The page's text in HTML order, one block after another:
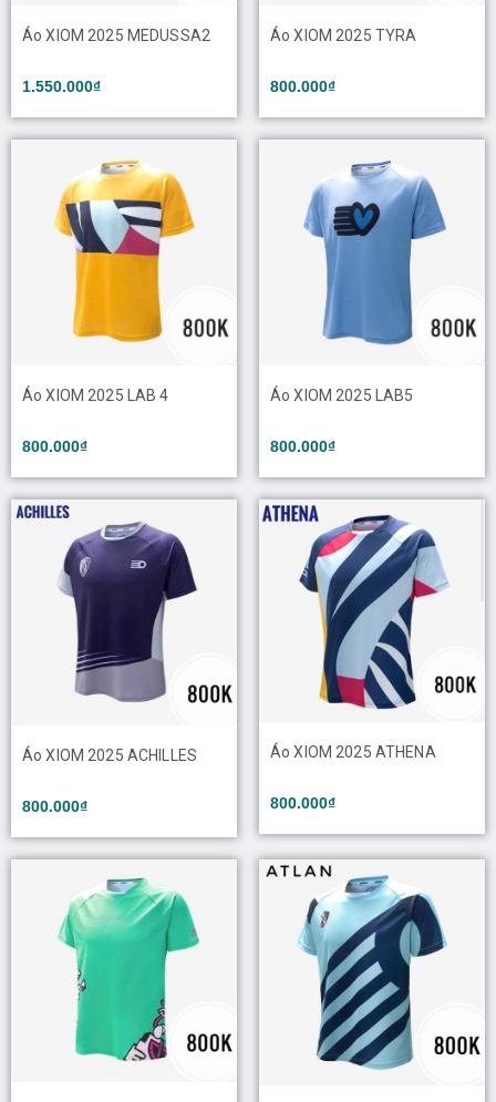
Áo XIOM 2025 MEDUSSA2
1.550.000₫
Áo XIOM 2025 TYRA
800.000₫
Áo XIOM 2025 LAB 4
800.000₫
Áo XIOM 2025 LAB5
800.000₫
Áo XIOM 2025 ACHILLES
800.000₫
Áo XIOM 2025 ATHENA
800.000₫